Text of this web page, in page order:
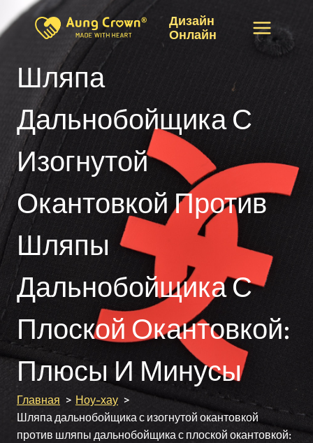
Перейти
к
контенту
Дизайн
Онлайн
Шляпа
Дальнобойщика С
Изогнутой
Окантовкой Против
Шляпы
Дальнобойщика С
Плоской Окантовкой:
Плюсы И Минусы
Главная
Ноу-хау
Шляпа дальнобойщика с изогнутой окантовкой
против шляпы дальнобойщика с плоской окантовкой: